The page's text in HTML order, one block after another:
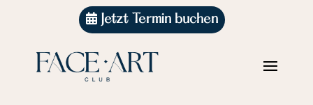
Jetzt Termin buchen